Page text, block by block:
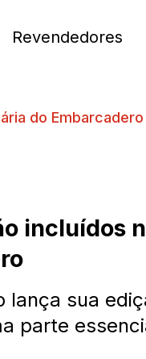
Revendedores
do Embarcadero
incluídos
lança sua
parte